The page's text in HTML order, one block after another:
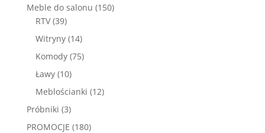
Meble do salonu 150150
RTV 3939
produktów
Witryny 1414
produktów
Komody 7575
Ławy 1010
produktów
Meblościanki 1212
Próbniki 33
produkty
PROMOCJE 180180